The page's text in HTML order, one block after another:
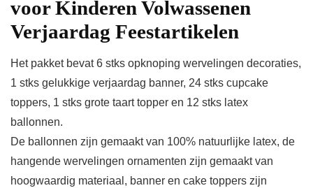
voor Kinderen Volwassenen
Verjaardag Feestartikelen
Het pakket bevat 6 stks opknoping wervelingen decoraties,
1 stks gelukkige verjaardag banner, 24 stks cupcake
toppers, 1 stks grote taart topper en 12 stks latex
ballonnen.
De ballonnen zijn gemaakt van 100% natuurlijke latex, de
hangende wervelingen ornamenten zijn gemaakt van
hoogwaardig materiaal, banner en cake toppers zijn